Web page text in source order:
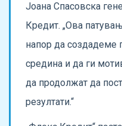
Јоана Спасовска
Кредит. „Ова
напор да создадеме
средина и да ги
да продолжат да
резултати.“